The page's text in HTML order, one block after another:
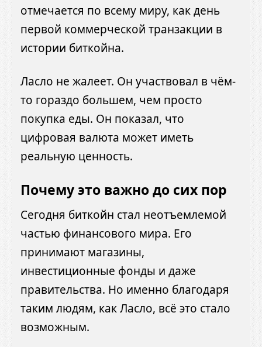
отмечается по всему миру, как день
первой коммерческой транзакции в
истории биткойна.
Ласло не жалеет. Он участвовал в чём-
то гораздо большем, чем просто
покупка еды. Он показал, что
цифровая валюта может иметь
реальную ценность.
Почему это важно до сих пор
Сегодня биткойн стал неотъемлемой
частью финансового мира. Его
принимают магазины,
инвестиционные фонды и даже
правительства. Но именно благодаря
таким людям, как Ласло, всё это стало
возможным.